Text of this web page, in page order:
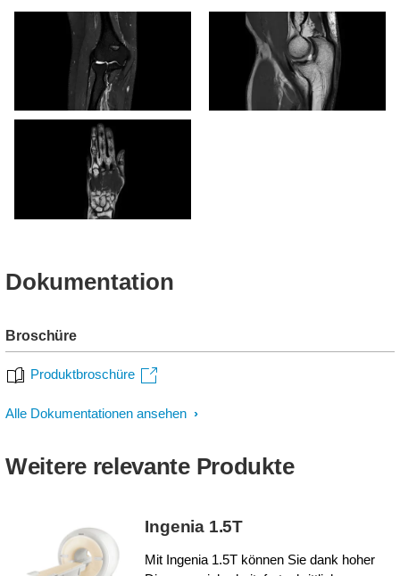
Dokumentation
Broschüre
Produktbroschüre
Alle Dokumentationen ansehen
Weitere relevante Produkte
Ingenia 1.5T
Mit Ingenia 1.5T können Sie dank hoher